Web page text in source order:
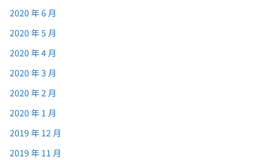
2020 年 6 月
2020 年 5 月
2020 年 4 月
2020 年 3 月
2020 年 2 月
2020 年 1 月
2019 年 12 月
2019 年 11 月